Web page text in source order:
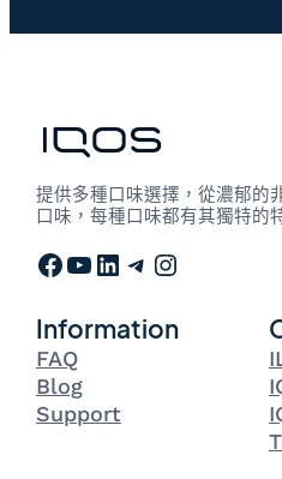
提供多種口味選擇，從濃郁的
口味，每種口味都有其獨特的
Facebook YouTube LinkedIn Telegram Instagram
Information
FAQ
Blog
Support